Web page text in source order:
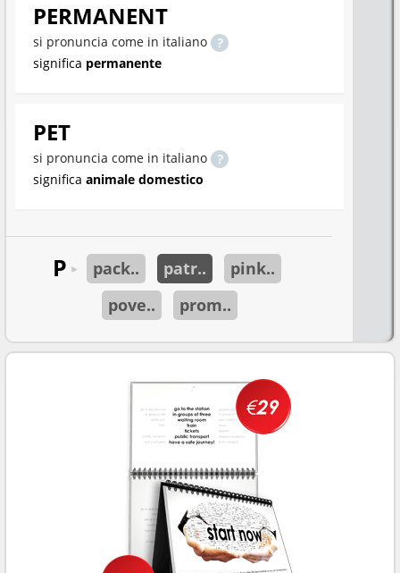
PERMANENT
si pronuncia come in italiano
significa permanente
PET
si pronuncia come in italiano
significa animale domestico
P ► pack.. patr..
pink..
pove..
prom..